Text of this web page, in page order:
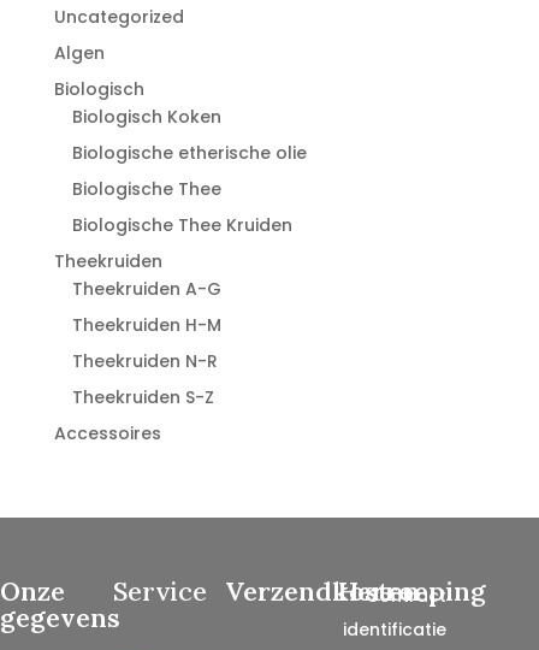
Uncategorized
Algen
Biologisch
Biologisch Koken
Biologische etherische olie
Biologische Thee
Biologische Thee Kruiden
Theekruiden
Theekruiden A-G
Theekruiden H-M
Theekruiden N-R
Theekruiden S-Z
Accessoires
Onze
gegevens
Service Verzendkosten
Herroeping
Contract
identificatie